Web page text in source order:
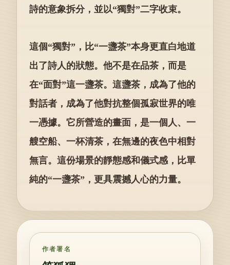
詩的意象拆分，並以“獨對”二字收束。
這個“獨對”，比“一盞茶”本身更直白地道
出了詩人的狀態。他不是在品茶，而是
在“面對”這一盞茶。這盞茶，成為了他的
對話者，成為了他對抗整個孤寂世界的唯
一憑據。它所營造的畫面，是一個人、一
艘空船、一杯清茶，在無邊的夜色中相對
無言。這份場景的靜態感和儀式感，比單
純的“一盞茶”，更具震撼人心的力量。
作者署名